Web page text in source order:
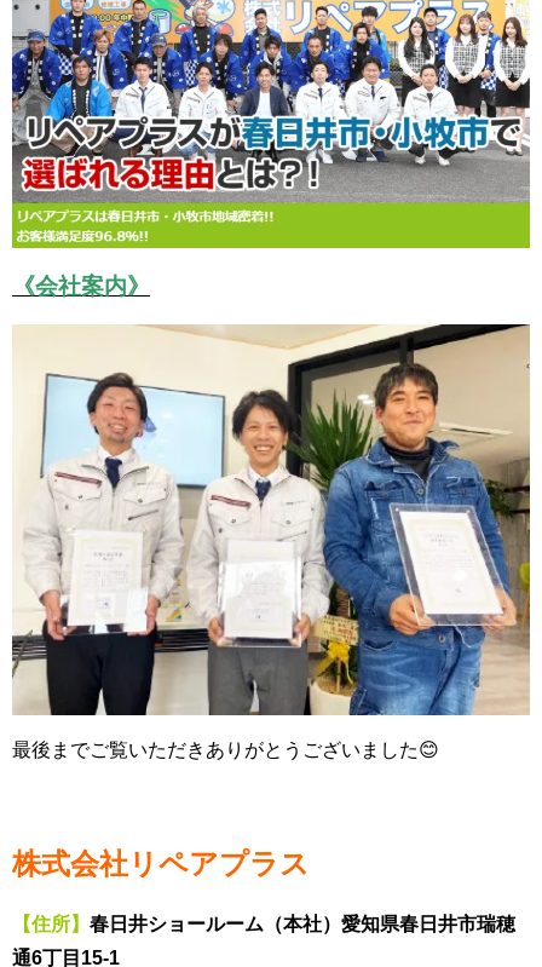
《会社案内》
最後までご覧いただきありがとうございました😊
株式会社リペアプラス
【住所】 春日井ショールーム（本社）愛知県春日井市瑞穂
通6丁目15-1